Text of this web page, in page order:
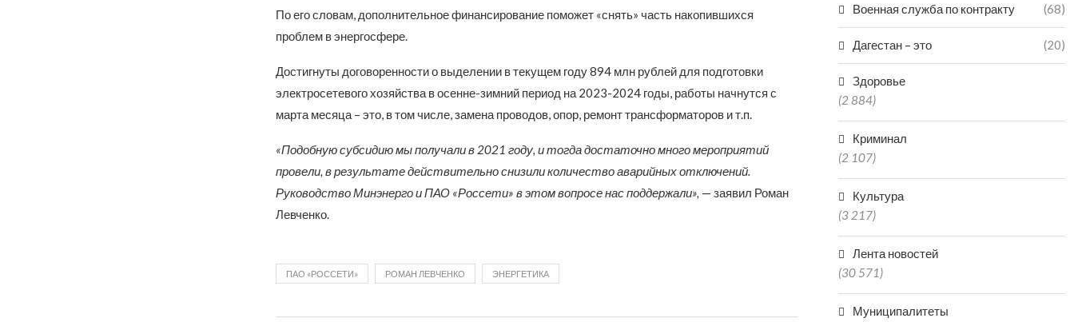
По его словам, дополнительное финансирование поможет «снять» часть накопившихся
проблем в энергосфере.
Достигнуты договоренности о выделении в текущем году 894 млн рублей для подготовки
электросетевого хозяйства в осенне-зимний период на 2023-2024 годы, работы начнутся с
марта месяца – это, в том числе, замена проводов, опор, ремонт трансформаторов и т.п.
«Подобную субсидию мы получали в 2021 году, и тогда достаточно много мероприятий
провели, в результате действительно снизили количество аварийных отключений.
Руководство Минэнерго и ПАО «Россети» в этом вопросе нас поддержали», — заявил Роман
Левченко.
ПАО «РОССЕТИ» РОМАН ЛЕВЧЕНКО ЭНЕРГЕТИКА
Военная служба по контракту (68)
Дагестан – это (20)
Здоровье
(2 884)
Криминал
(2 107)
Культура
(3 217)
Лента новостей
(30 571)
Муниципалитеты